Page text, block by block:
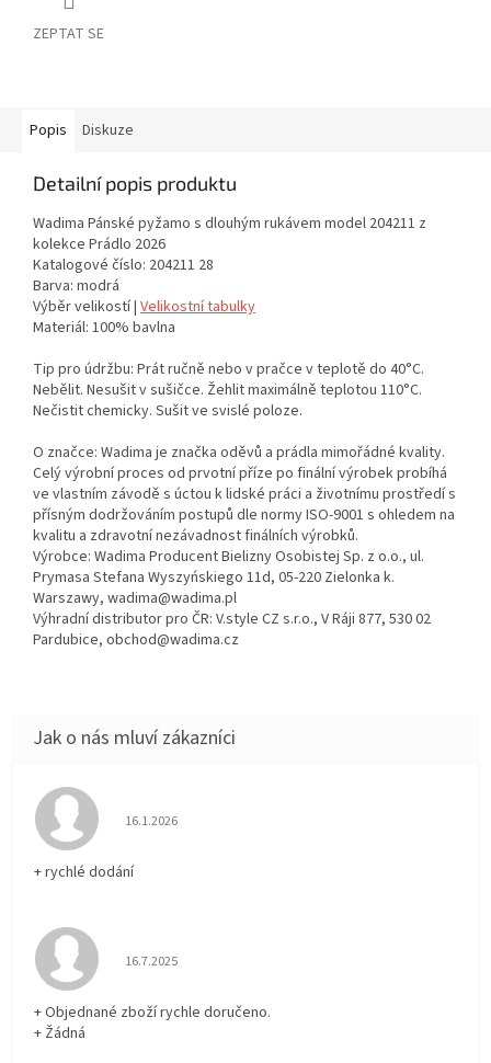
ZEPTAT SE
Popis Diskuze
Detailní popis produktu
Wadima Pánské pyžamo s dlouhým rukávem model 204211 z
kolekce Prádlo 2026
Katalogové číslo: 204211 28
Barva: modrá
Výběr velikostí | Velikostní tabulky
Materiál: 100% bavlna
Tip pro údržbu: Prát ručně nebo v pračce v teplotě do 40°C.
Nebělit. Nesušit v sušičce. Žehlit maximálně teplotou 110°C.
Nečistit chemicky. Sušit ve svislé poloze.
O značce: Wadima je značka oděvů a prádla mimořádné kvality.
Celý výrobní proces od prvotní příze po finální výrobek probíhá
ve vlastním závodě s úctou k lidské práci a životnímu prostředí s
přísným dodržováním postupů dle normy ISO-9001 s ohledem na
kvalitu a zdravotní nezávadnost finálních výrobků.
Výrobce: Wadima Producent Bielizny Osobistej Sp. z o.o., ul.
Prymasa Stefana Wyszyńskiego 11d, 05-220 Zielonka k.
Warszawy, wadima@wadima.pl
Výhradní distributor pro ČR: V.style CZ s.r.o., V Ráji 877, 530 02
Pardubice, obchod@wadima.cz
Hodnocení obchodu je 5 z 5 hvězdiček.
16.1.2026
+ rychlé dodání
Hodnocení obchodu je 5 z 5 hvězdiček.
16.7.2025
+ Objednané zboží rychle doručeno.
+ Žádná